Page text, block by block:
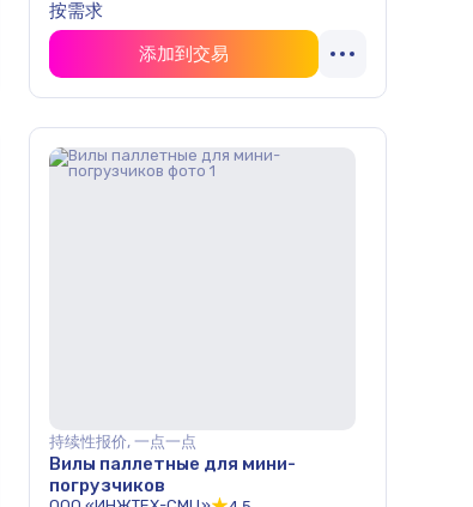
按需求
添加到交易
持续性报价, 一点一点
Вилы паллетные для мини-
погрузчиков